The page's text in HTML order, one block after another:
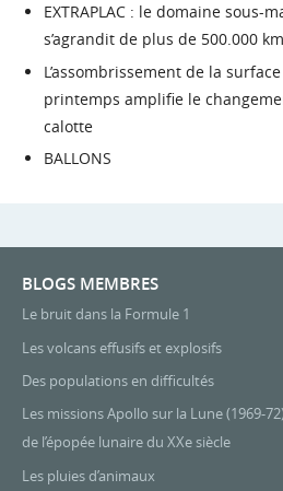
EXTRAPLAC : le domaine sous-
s’agrandit de plus de 500.000
L’assombrissement de la
printemps amplifie le
calotte
BALLONS
BLOGS MEMBRES
Le bruit dans la Formule 1
Les volcans effusifs et explosifs
Des populations en difficultés
Les missions Apollo sur la Lune (1969-
de l’épopée lunaire du XXe siècle
Les pluies d’animaux